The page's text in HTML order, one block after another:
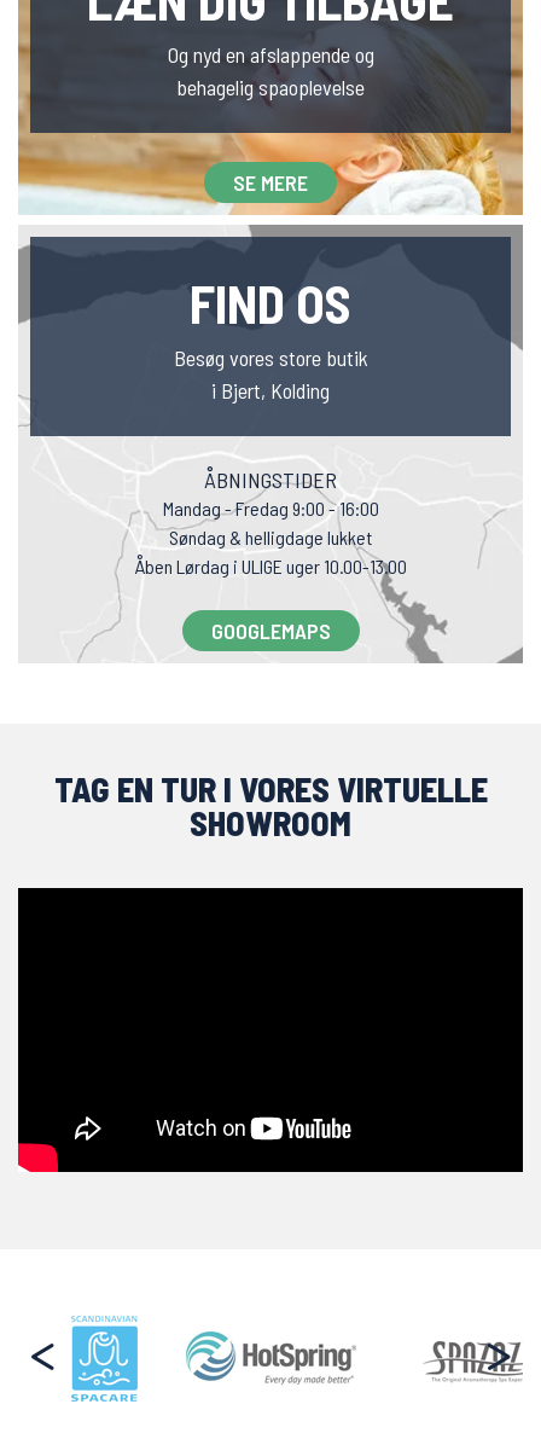
Og nyd en afslappende og
behagelig spaoplevelse
SE MERE
FIND OS
Besøg vores store butik
i Bjert, Kolding
ÅBNINGSTIDER
Mandag - Fredag 9:00 - 16:00
Søndag & helligdage lukket
Åben Lørdag i ULIGE uger 10.00-13.00
GOOGLEMAPS
TAG EN TUR I VORES VIRTUELLE
SHOWROOM
Brands
< >